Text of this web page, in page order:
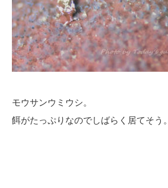
モウサンウミウシ。
餌がたっぷりなのでしばらく居てそう。